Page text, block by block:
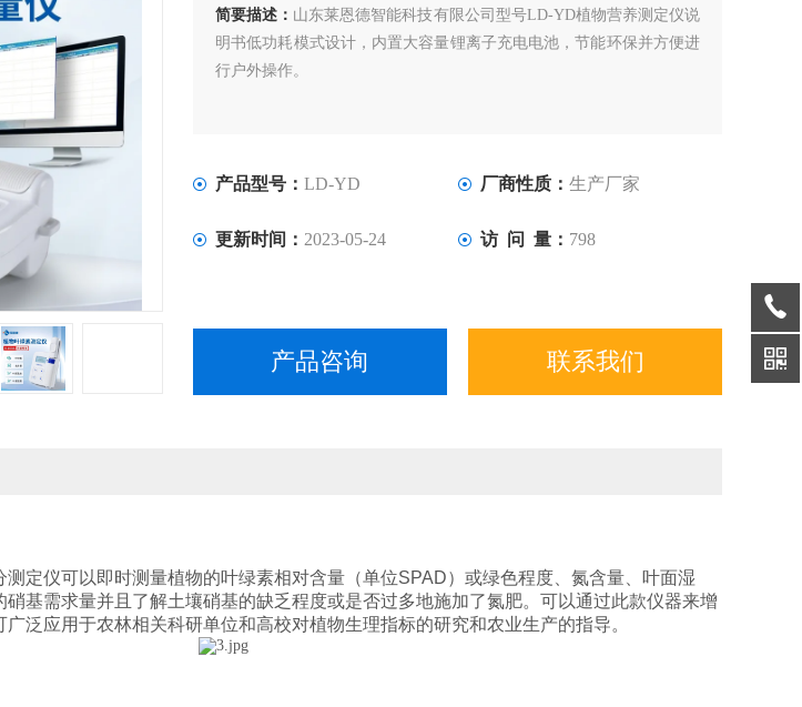
简要描述： 山东莱恩德智能科技有限公司型号LD-YD植物营养测定仪说
明书低功耗模式设计，内置大容量锂离子充电电池，节能环保并方便进
行户外操作。
产品型号： LD-YD 厂商性质： 生产厂家
更新时间： 2023-05-24 访 问 量： 798
产品咨询 联系我们
测定仪可以即时测量植物的叶绿素相对含量（单位SPAD）或绿色程度、氮含量、叶面湿
基需求量并且了解土壤硝基的缺乏程度或是否过多地施加了氮肥。可以通过此款仪器来增
泛应用于农林相关科研单位和高校对植物生理指标的研究和农业生产的指导。